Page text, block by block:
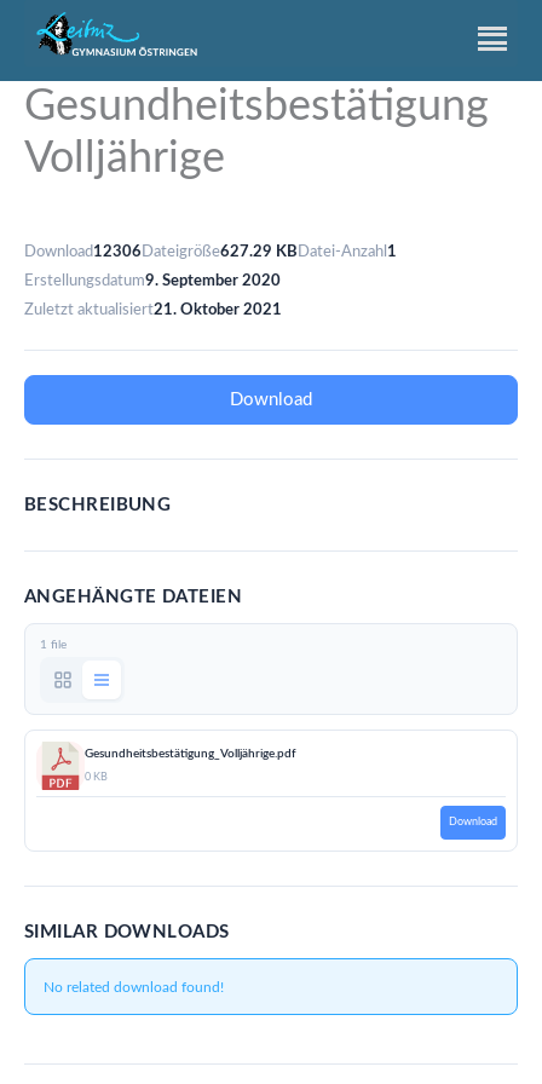
Gesundheitsbestätigung
Volljährige
Download 12306 Dateigröße627.29 KB Datei-Anzahl 1
Erstellungsdatum9. September 2020
Zuletzt aktualisiert21. Oktober 2021
Download
BESCHREIBUNG
ANGEHÄNGTE DATEIEN
1 file
Gesundheitsbestätigung_Volljährige.pdf
0 KB
Download
SIMILAR DOWNLOADS
No related download found!